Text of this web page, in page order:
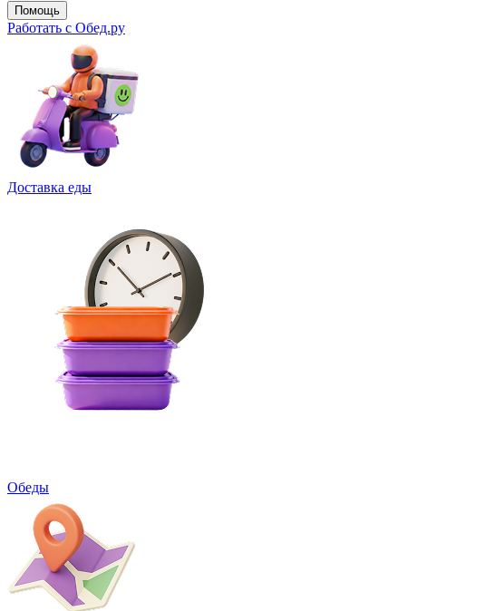
Помощь
Работать с Обед.ру
Доставка еды
Обеды